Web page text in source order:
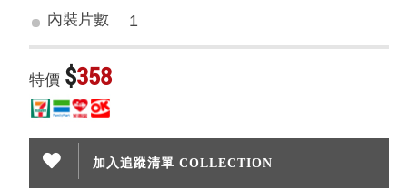
內裝片數 1
特價 $358
加入追蹤清單 COLLECTION